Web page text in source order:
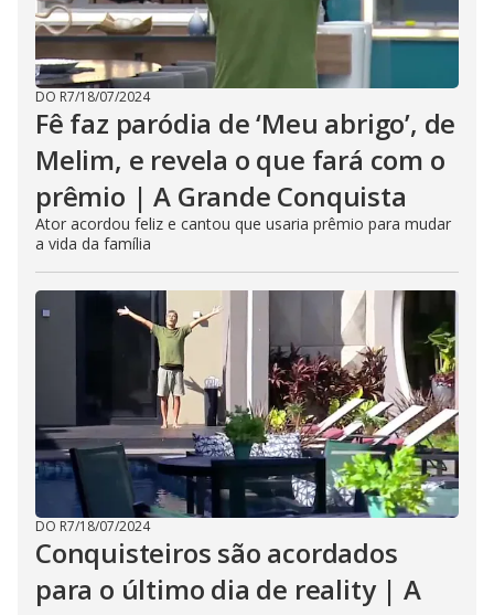
DO R7/18/07/2024
Fê faz paródia de ‘Meu abrigo’, de
Melim, e revela o que fará com o
prêmio | A Grande Conquista
Ator acordou feliz e cantou que usaria prêmio para mudar
a vida da família
DO R7/18/07/2024
Conquisteiros são acordados
para o último dia de reality | A